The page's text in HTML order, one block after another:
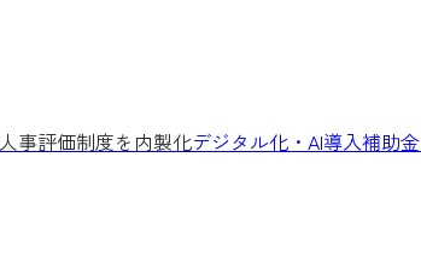
人事評価制度を内製化デジタル化・AI導入補助金